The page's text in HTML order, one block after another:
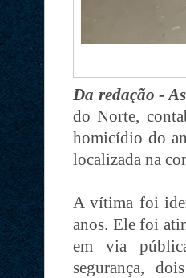
Da redação -
do Norte,
homicídio do
localizada na
A vítima foi
anos. Ele foi
em via
segurança,